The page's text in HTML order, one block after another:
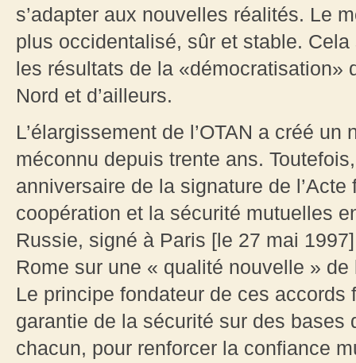
s’adapter aux nouvelles réalités. Le
plus occidentalisé, sûr et stable.
les résultats de la «démocratisation»
Nord et d’ailleurs.
L’élargissement de l’OTAN a créé
méconnu depuis trente ans.
anniversaire de la signature de
coopération et la sécurité mutuelles
Russie, signé à Paris [le 27 mai
Rome sur une « qualité nouvelle »
Le principe fondateur de ces accords
garantie de la sécurité sur des
chacun, pour renforcer la confiance